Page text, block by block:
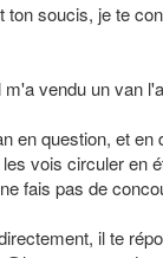
ton soucis, je te
m'a vendu un van
en question, et
vois circuler en
fais pas de
il te